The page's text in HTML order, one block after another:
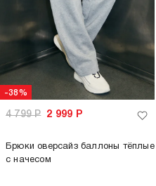
-38%
4 799Р 2 999 Р
Брюки оверсайз баллоны тёплые
с начесом